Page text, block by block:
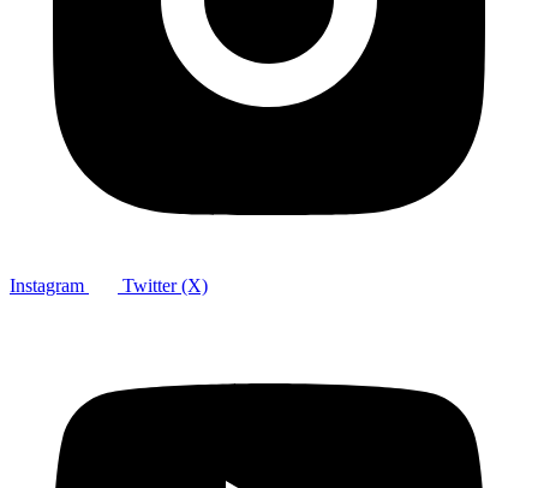
Instagram Twitter (X)